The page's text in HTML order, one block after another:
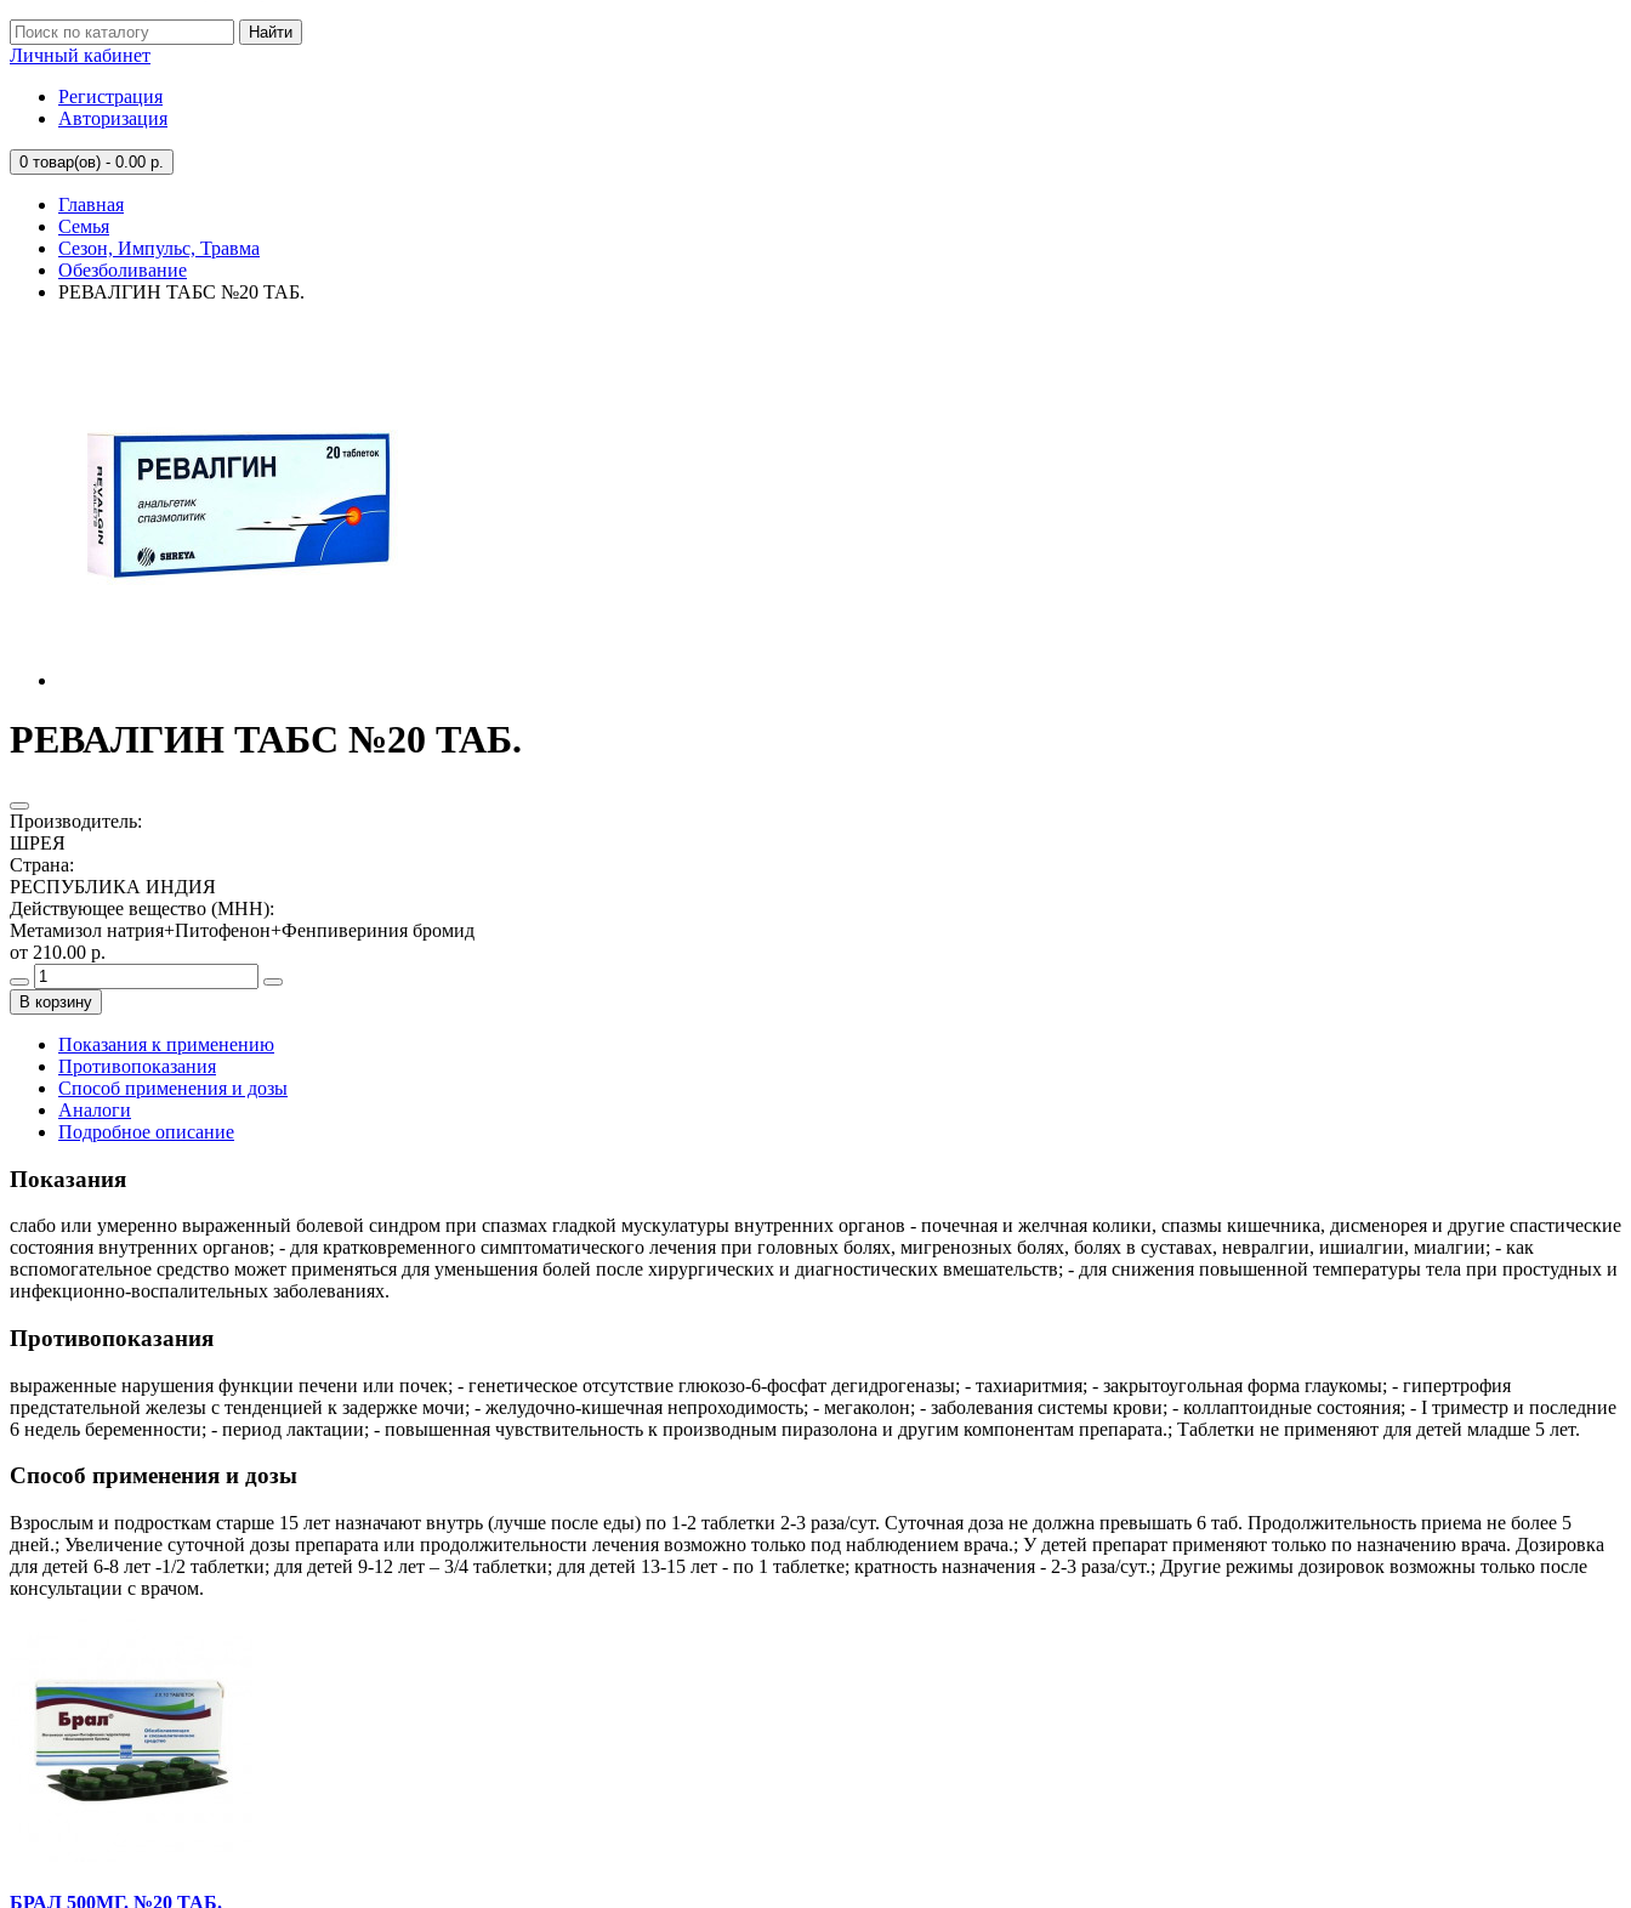
Найти
Личный кабинет
Регистрация
Авторизация
0 товар(ов) - 0.00 р.
Главная
Семья
Сезон, Импульс, Травма
Обезболивание
РЕВАЛГИН ТАБС №20 ТАБ.
РЕВАЛГИН ТАБС №20 ТАБ.
Производитель:
ШРЕЯ
Страна:
РЕСПУБЛИКА ИНДИЯ
Действующее вещество (МНН):
Метамизол натрия+Питофенон+Фенпивериния бромид
от 210.00 р.
В корзину
Показания к применению
Противопоказания
Способ применения и дозы
Аналоги
Подробное описание
Показания
слабо или умеренно выраженный болевой синдром при спазмах гладкой мускулатуры внутренних органов - почечная и желчная колики, спазмы кишечника, дисменорея и другие спастические
состояния внутренних органов; - для кратковременного симптоматического лечения при головных болях, мигренозных болях, болях в суставах, невралгии, ишиалгии, миалгии; - как
вспомогательное средство может применяться для уменьшения болей после хирургических и диагностических вмешательств; - для снижения повышенной температуры тела при простудных и
инфекционно-воспалительных заболеваниях.
Противопоказания
выраженные нарушения функции печени или почек; - генетическое отсутствие глюкозо-6-фосфат дегидрогеназы; - тахиаритмия; - закрытоугольная форма глаукомы; - гипертрофия
предстательной железы с тенденцией к задержке мочи; - желудочно-кишечная непроходимость; - мегаколон; - заболевания системы крови; - коллаптоидные состояния; - I триместр и последние
6 недель беременности; - период лактации; - повышенная чувствительность к производным пиразолона и другим компонентам препарата.; Таблетки не применяют для детей младше 5 лет.
Способ применения и дозы
Взрослым и подросткам старше 15 лет назначают внутрь (лучше после еды) по 1-2 таблетки 2-3 раза/сут. Суточная доза не должна превышать 6 таб. Продолжительность приема не более 5
дней.; Увеличение суточной дозы препарата или продолжительности лечения возможно только под наблюдением врача.; У детей препарат применяют только по назначению врача. Дозировка
для детей 6-8 лет -1/2 таблетки; для детей 9-12 лет – 3/4 таблетки; для детей 13-15 лет - по 1 таблетке; кратность назначения - 2-3 раза/сут.; Другие режимы дозировок возможны только после
консультации с врачом.
БРАЛ 500МГ. №20 ТАБ.